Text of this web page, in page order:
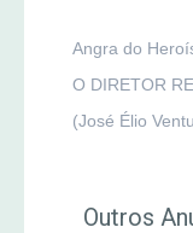
Angra do
O DIRETOR
(José Élio
Outros